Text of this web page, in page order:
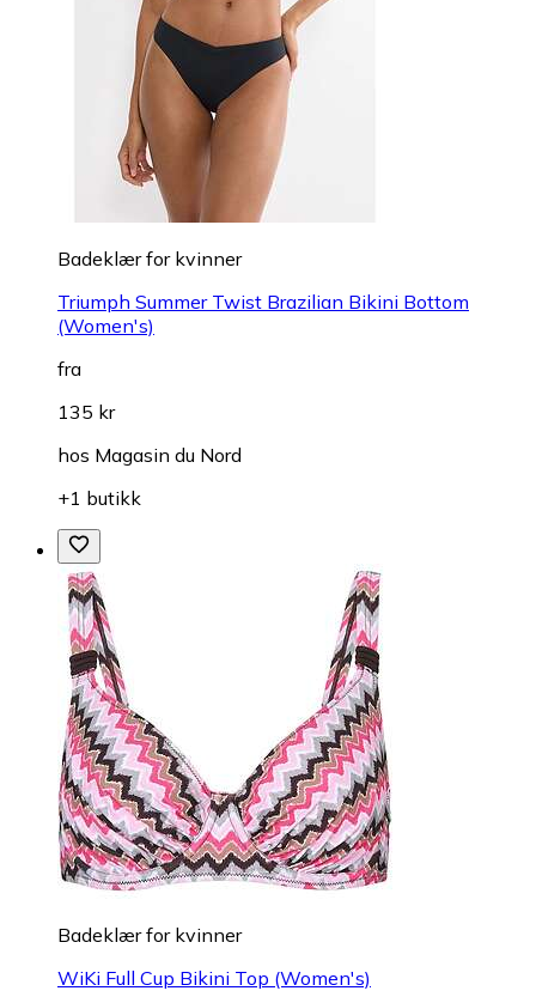
Badeklær for kvinner
Triumph Summer Twist Brazilian Bikini Bottom
(Women's)
fra
135 kr
hos Magasin du Nord
+1 butikk
Badeklær for kvinner
WiKi Full Cup Bikini Top (Women's)